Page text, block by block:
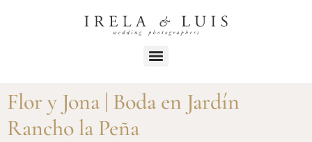
Flor y Jona | Boda en Jardín
Rancho la Peña